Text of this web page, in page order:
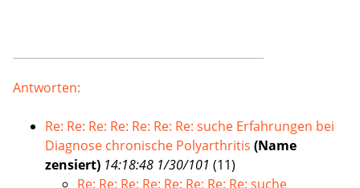
Antworten:
Re: Re: Re: Re: Re: Re: Re: suche Erfahrungen bei
Diagnose chronische Polyarthritis (Name
zensiert) 14:18:48 1/30/101 (11)
Re: Re: Re: Re: Re: Re: Re: Re: suche